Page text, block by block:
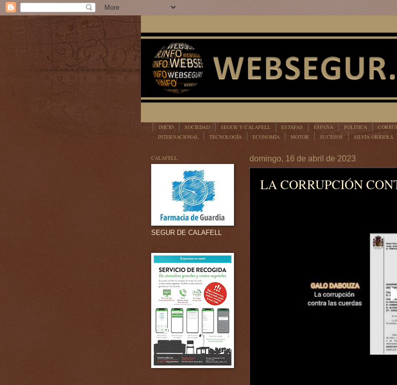
INICIO SOCIEDAD SEGUR Y CALAFELL ESTAFAS ESPAÑA POLÍTICA
INTERNACIONAL
TECNOLOGÍA ECONOMÍA MOTOR SUCESOS SILVIA ORRIOLS
domingo, 16 de abril de 2023
LA CORRUPCIÓN
CALAFELL
SEGUR DE CALAFELL